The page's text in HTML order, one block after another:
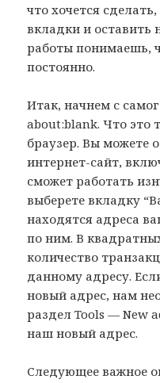
что хочется
вкладки и оставить
работы понимаешь,
постоянно.
Итак, начнем с
about:blank. Что это
браузер. Вы можете
интернет-сайт,
сможет работать
выберете вкладку
находятся адреса
по ним. В
количество
данному адресу.
новый адрес, нам
раздел Tools — New
наш новый адрес.
Следующее важное